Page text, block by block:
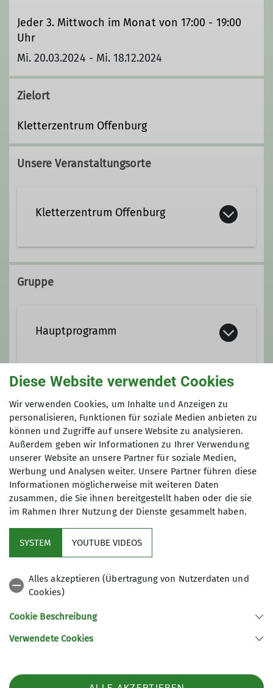
Jeder 3. Mittwoch im Monat von 17:00 - 19:00
Uhr
Mi. 20.03.2024 - Mi. 18.12.2024
Zielort
Kletterzentrum Offenburg
Unsere Veranstaltungsorte
Kletterzentrum Offenburg
Rammersweierstraße 9
Gruppe
Hauptprogramm
Anmeldung
Anmeldung erwünscht unter inklusion@dav-
offenburg.de
77654 Offenburg
Diese Website verwendet Cookies
Wir verwenden Cookies, um Inhalte und Anzeigen zu
personalisieren, Funktionen für soziale Medien anbieten zu
können und Zugriffe auf unsere Website zu analysieren.
Außerdem geben wir Informationen zu Ihrer Verwendung
unserer Website an unsere Partner für soziale Medien,
Werbung und Analysen weiter. Unsere Partner führen diese
Informationen möglicherweise mit weiteren Daten
zusammen, die Sie ihnen bereitgestellt haben oder die sie
im Rahmen Ihrer Nutzung der Dienste gesammelt haben.
SYSTEM YOUTUBE VIDEOS
Alles akzeptieren (Übertragung von Nutzerdaten und
Cookies)
Cookie Beschreibung
Verwendete Cookies